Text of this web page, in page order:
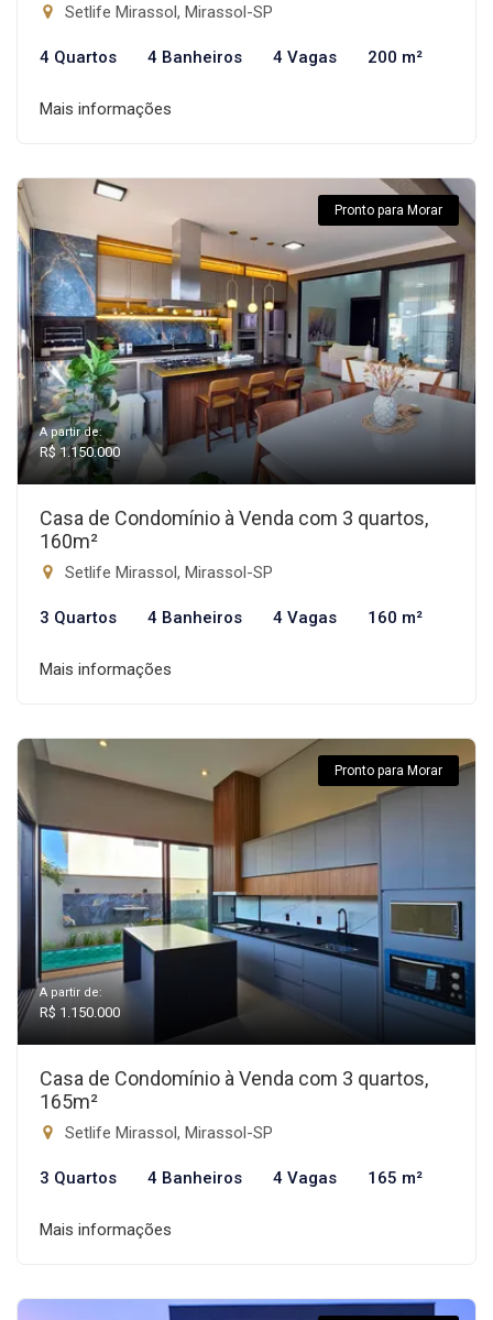
Setlife Mirassol, Mirassol-SP
4 Quartos 4 Banheiros 4 Vagas 200 m²
Mais informações
Pronto para Morar
A partir de:
R$ 1.150.000
Casa de Condomínio à Venda com 3 quartos,
160m²
Setlife Mirassol, Mirassol-SP
3 Quartos 4 Banheiros 4 Vagas 160 m²
Mais informações
Pronto para Morar
A partir de:
R$ 1.150.000
Casa de Condomínio à Venda com 3 quartos,
165m²
Setlife Mirassol, Mirassol-SP
3 Quartos 4 Banheiros 4 Vagas 165 m²
Mais informações